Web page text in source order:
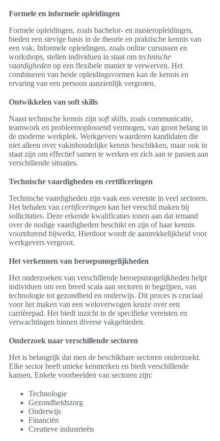
Formele en informele opleidingen
Formele opleidingen, zoals bachelor- en masteropleidingen,
bieden een stevige basis in de theorie en praktische kennis van
een vak. Informele opleidingen, zoals online cursussen en
workshops, stellen individuen in staat om technische
vaardigheden op een flexibele manier te verwerven. Het
combineren van beide opleidingsvormen kan de kennis en
ervaring van een persoon aanzienlijk vergroten.
Ontwikkelen van soft skills
Naast technische kennis zijn soft skills, zoals communicatie,
teamwork en probleemoplossend vermogen, van groot belang in
de moderne werkplek. Werkgevers waarderen kandidaten die
niet alleen over vakinhoudelijke kennis beschikken, maar ook in
staat zijn om effectief samen te werken en zich aan te passen aan
verschillende situaties.
Technische vaardigheden en certificeringen
Technische vaardigheden zijn vaak een vereiste in veel sectoren.
Het behalen van certificeringen kan het verschil maken bij
sollicitaties. Deze erkende kwalificaties tonen aan dat iemand
over de nodige vaardigheden beschikt en zijn of haar kennis
voortdurend bijwerkt. Hierdoor wordt de aantrekkelijkheid voor
werkgevers vergroot.
Het verkennen van beroepsmogelijkheden
Het onderzoeken van verschillende beroepsmogelijkheden helpt
individuen om een breed scala aan sectoren te begrijpen, van
technologie tot gezondheid en onderwijs. Dit proces is cruciaal
voor het maken van een weloverwogen keuze over een
carrièrepad. Het biedt inzicht in de specifieke vereisten en
verwachtingen binnen diverse vakgebieden.
Onderzoek naar verschillende sectoren
Het is belangrijk dat men de beschikbare sectoren onderzoekt.
Elke sector heeft unieke kenmerken en biedt verschillende
kansen. Enkele voorbeelden van sectoren zijn:
Technologie
Gezondheidszorg
Onderwijs
Financiën
Creatieve industrieën